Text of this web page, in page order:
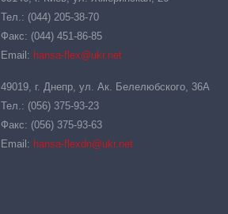
Тел.: (044) 205-38-70
Факс: (044) 451-86-85
Email: hansa-flex@ukr.net
49019, г. Днепр, ул. Ак. Белелюбского, 36А
Тел.: (056) 375-93-23
Факс: (056) 375-93-63
Email: hansa-flexdn@ukr.net